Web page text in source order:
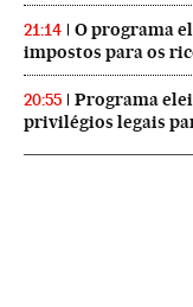
21:14
O programa
impostos para os
20:55
Programa
privilégios legais